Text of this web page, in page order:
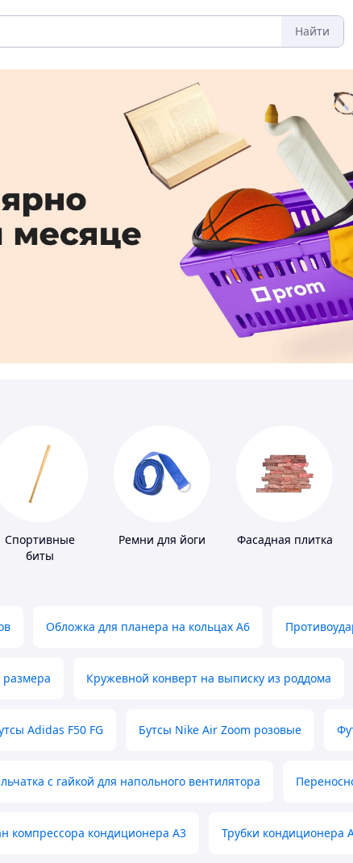
Найти
Спортивные
биты
Ремни для йоги Фасадная плитка
Обложка для планера на кольцах А6
размера Кружевной конверт на выписку из роддома
Adidas F50 FG Бутсы Nike Air Zoom розовые
с гайкой для напольного вентилятора
компрессора кондиционера А3 Трубки кондиционера